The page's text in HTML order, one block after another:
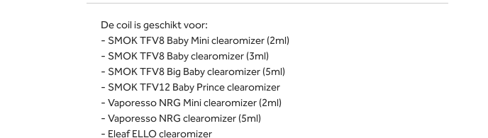
De coil is geschikt voor:
- SMOK TFV8 Baby Mini clearomizer (2ml)
- SMOK TFV8 Baby clearomizer (3ml)
- SMOK TFV8 Big Baby clearomizer (5ml)
- SMOK TFV12 Baby Prince clearomizer
- Vaporesso NRG Mini clearomizer (2ml)
- Vaporesso NRG clearomizer (5ml)
- Eleaf ELLO clearomizer